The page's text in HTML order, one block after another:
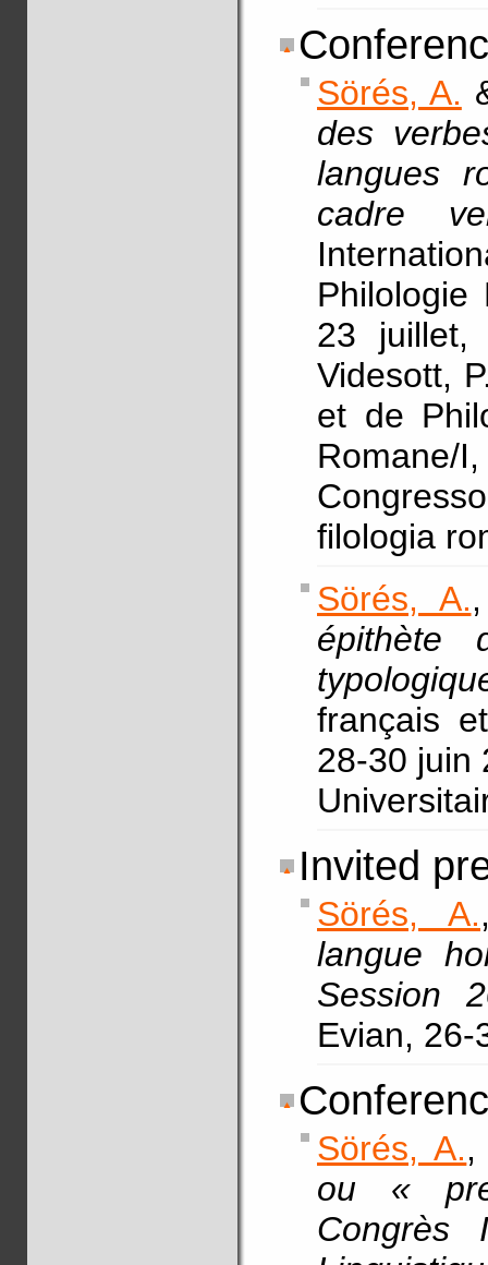
Sörés, A.
des
langues
cadre
Philologie
23 juillet,
Videsott,
et de
filologia
Sörés, A.
épithète
français
28-30 juin
Invited
Sörés, A.
langue
Session
Evian, 26-
Sörés, A.,
ou «
Congrès